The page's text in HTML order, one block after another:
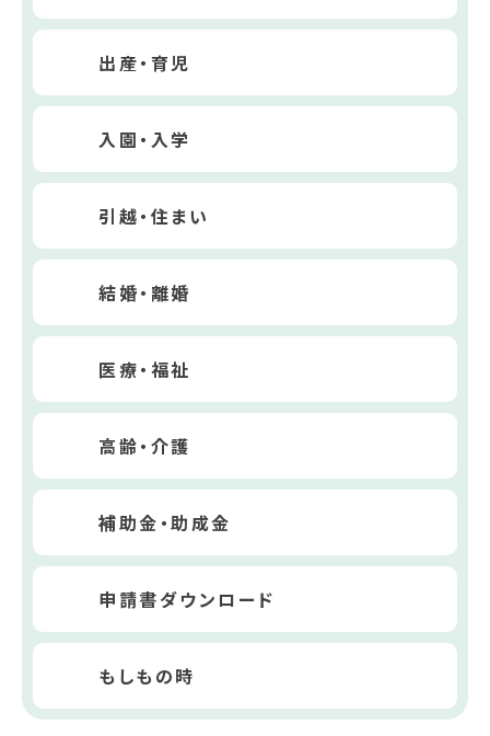
出産・育児
入園・入学
引越・住まい
結婚・離婚
医療・福祉
高齢・介護
補助金・助成金
申請書ダウンロード
もしもの時